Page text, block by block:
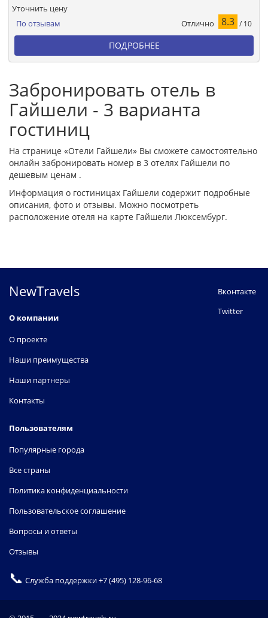
По отзывам Отлично 8.3 / 10
Уточнить цену
ПОДРОБНЕЕ
Забронировать отель в
Гайшели - 3 варианта
гостиниц
На странице «Отели Гайшели» Вы сможете самостоятельно
онлайн забронировать номер в 3 отелях Гайшели по
дешевым ценам .
Информация о гостиницах Гайшели содержит подробные
описания, фото и отзывы. Можно посмотреть
расположение отеля на карте Гайшели Люксембург.
NewTravels
О компании
О проекте
Наши преимущества
Наши партнеры
Контакты
Пользователям
Популярные города
Все страны
Политика конфиденциальности
Пользовательское соглашение
Вопросы и ответы
Отзывы
Вконтакте
Twitter
📞 Служба поддержки+7 (495) 128-96-68